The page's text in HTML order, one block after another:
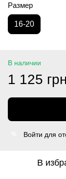
Размер
16-20
В наличии
1 125 грн
Войти для
В